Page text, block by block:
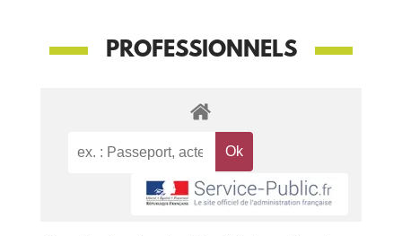
PROFESSIONNELS